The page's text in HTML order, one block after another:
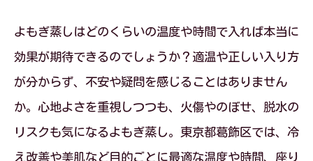
よもぎ蒸しはどのくらいの温度や時間で入れば本当に
効果が期待できるのでしょうか？適温や正しい入り方
が分からず、不安や疑問を感じることはありません
か。心地よさを重視しつつも、火傷やのぼせ、脱水の
リスクも気になるよもぎ蒸し。東京都葛飾区では、冷
え改善や美肌など目的ごとに最適な温度や時間、座り